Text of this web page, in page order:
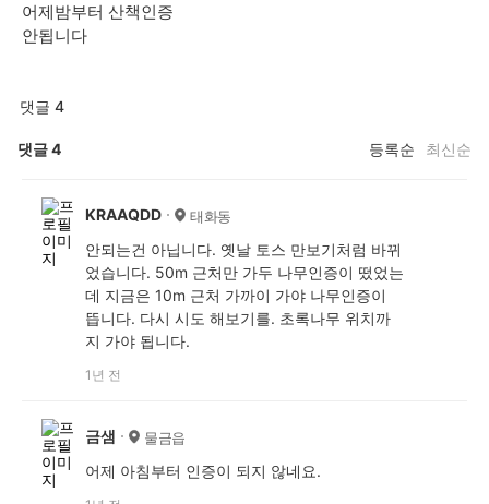
어제밤부터 산책인증
안됩니다
댓글 4
댓글4 등록순 최신순
KRAAQDD 태화동
안되는건 아닙니다. 옛날 토스 만보기처럼 바뀌
었습니다. 50m 근처만 가두 나무인증이 떴었는
데 지금은 10m 근처 가까이 가야 나무인증이
뜹니다. 다시 시도 해보기를. 초록나무 위치까
지 가야 됩니다.
1년 전
금샘 물금읍
어제 아침부터 인증이 되지 않네요.